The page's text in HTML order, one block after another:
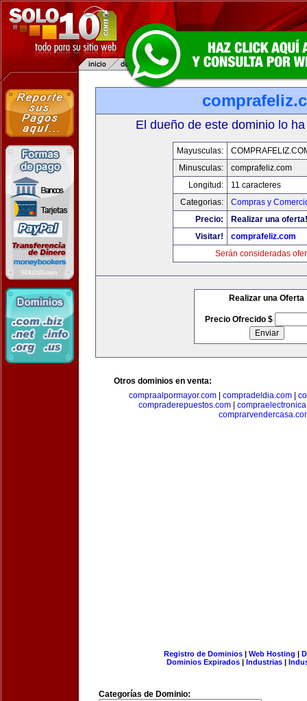
El dueño de este dominio lo
Mayusculas:
Minusculas:
comprafeliz.com
Longitud:
11 caracteres
Categorias:
Compras y
Precio:
Realizar una oferta!
Visitar!
comprafeliz.com
Serán consideradas
Realizar una Oferta
Precio Ofrecido $
Otros dominios en venta:
compraalpormayor.com| compradeldia.com|
compraderepuestos.com|
Registro de Dominios| Web Hosting |
Dominios Expirados | Industrias |
Categorías de Dominio: